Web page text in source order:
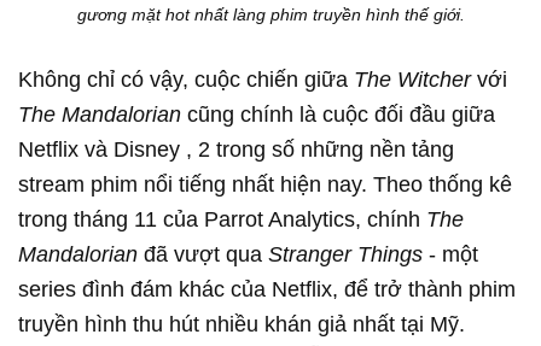
gương mặt hot nhất làng phim truyền hình thế giới.
Không chỉ có vậy, cuộc chiến giữa The Witchervới
The Mandalorian cũng chính là cuộc đối đầu giữa
Netflix và Disney , 2 trong số những nền tảng
stream phim nổi tiếng nhất hiện nay. Theo thống kê
trong tháng 11 của Parrot Analytics, chính The
Mandalorian đã vượt qua Stranger Things - một
series đình đám khác của Netflix, để trở thành phim
truyền hình thu hút nhiều khán giả nhất tại Mỹ.